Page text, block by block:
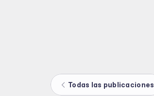
Todas las publicaciones